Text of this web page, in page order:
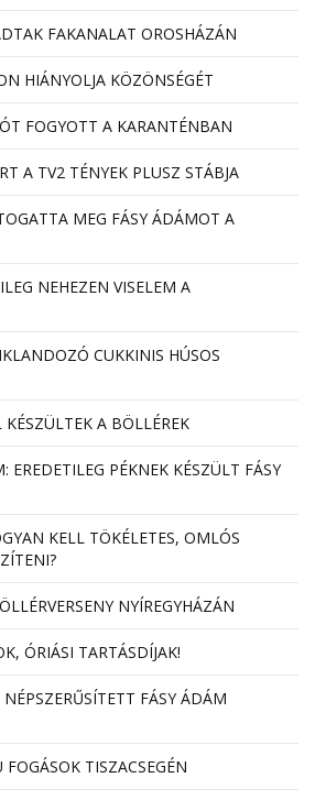
FAKANALAT OROSHÁZÁN
HIÁNYOLJA KÖZÖNSÉGÉT
FOGYOTT A KARANTÉNBAN
A TV2 TÉNYEK PLUSZ STÁBJA
MEG FÁSY ÁDÁMOT A
NEHEZEN VISELEM A
CUKKINIS HÚSOS
A BÖLLÉREK
EREDETILEG PÉKNEK KÉSZÜLT FÁSY
KELL TÖKÉLETES, OMLÓS
NYÍREGYHÁZÁN
ÓRIÁSI TARTÁSDÍJAK!
FÁSY ÁDÁM
TISZACSEGÉN